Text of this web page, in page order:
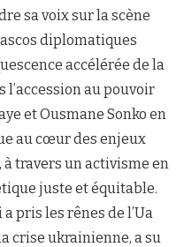
sa voix sur la scène
diplomatiques
accélérée de la
au pouvoir
et Ousmane Sonko en
au cœur des enjeux
travers un activisme en
juste et équitable.
a pris les rênes de l’Ua
crise ukrainienne, a su